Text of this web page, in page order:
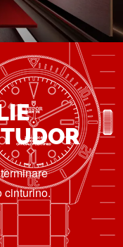
cinturino.